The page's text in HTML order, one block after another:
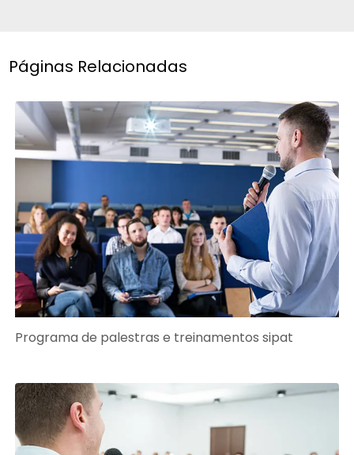
Páginas Relacionadas
Programa de palestras e treinamentos sipat